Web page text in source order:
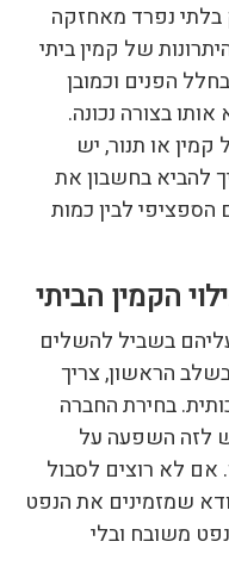
נפרד מאחזקה
של קמין ביתי
הפנים וכמובן
בצורה נכונה.
או תנור, יש
להביא בחשבון את
הספציפי לבין כמות
הקמין הביתי
בשביל להשלים
הראשון, צריך
בחירת החברה
לזה השפעה על
אם לא רוצים לסבול
שמזמינים את הנפט
משובח ובלי